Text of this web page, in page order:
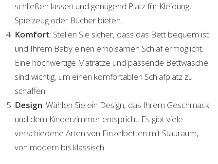
schließen lassen und genügend Platz für Kleidung,
Spielzeug oder Bücher bieten.
Komfort: Stellen Sie sicher, dass das Bett bequem ist
und Ihrem Baby einen erholsamen Schlaf ermöglicht.
Eine hochwertige Matratze und passende Bettwäsche
sind wichtig, um einen komfortablen Schlafplatz zu
schaffen.
Design: Wählen Sie ein Design, das Ihrem Geschmack
und dem Kinderzimmer entspricht. Es gibt viele
verschiedene Arten von Einzelbetten mit Stauraum,
von modern bis klassisch.